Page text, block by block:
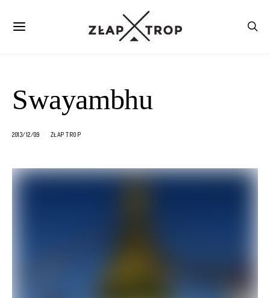
Swayambhu
2013/12/09 ZŁAP TROP